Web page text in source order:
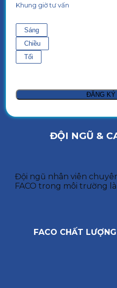
Khung giờ tư vấn
Sáng
Chiều
Tối
ĐỘI NGŨ &
Đội ngũ nhân viên
FACO trong môi trường
FACO CHẤT